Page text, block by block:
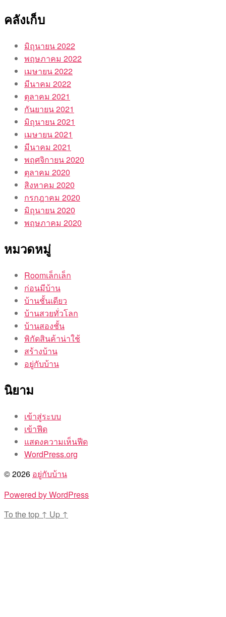
คลังเก็บ
มิถุนายน 2022
พฤษภาคม 2022
เมษายน 2022
มีนาคม 2022
ตุลาคม 2021
กันยายน 2021
มิถุนายน 2021
เมษายน 2021
มีนาคม 2021
พฤศจิกายน 2020
ตุลาคม 2020
สิงหาคม 2020
กรกฎาคม 2020
มิถุนายน 2020
พฤษภาคม 2020
หมวดหมู่
Roomเล็กเล็ก
ก่อนมีบ้าน
บ้านชั้นเดียว
บ้านสวยทั่วโลก
บ้านสองชั้น
พิกัดสินค้าน่าใช้
สร้างบ้าน
อยู่กับบ้าน
นิยาม
เข้าสู่ระบบ
เข้าฟีด
แสดงความเห็นฟีด
WordPress.org
© 2026 อยู่กับบ้าน
Powered by WordPress
To the top ↑ Up ↑